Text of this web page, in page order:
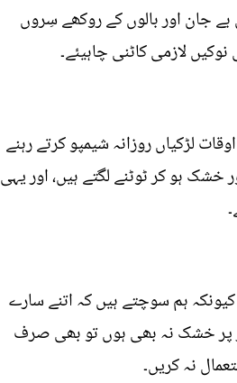
جان اور بالوں کے روکھے سِروں
لڑکیاں روزانہ شیمپو کرتے رہنے
ہو کر ٹوٹنے لگتے ہیں، اور یہی
ہم سوچتے ہیں کہ اتنے سارے
پر خشک نہ بھی ہوں تو بھی صرف
نہ کریں۔